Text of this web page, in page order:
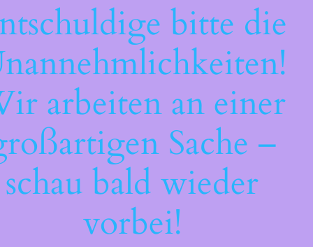
bitte die
arbeiten an einer
Sache –
schau bald wieder
vorbei!